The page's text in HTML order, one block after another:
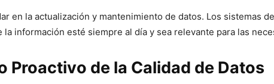
en la actualización y mantenimiento de datos. Los sistemas
información esté siempre al día y sea relevante para las
Proactivo de la Calidad de Datos